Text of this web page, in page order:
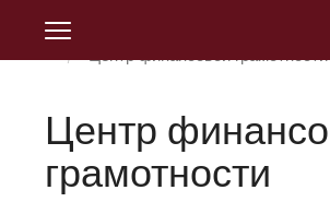
Главная
Центр финансовой грамотности
Центр
грамотности